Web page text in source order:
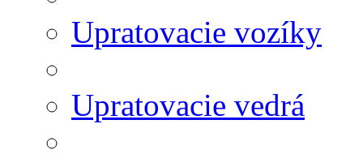
Upratovacie vozíky
Upratovacie vedrá